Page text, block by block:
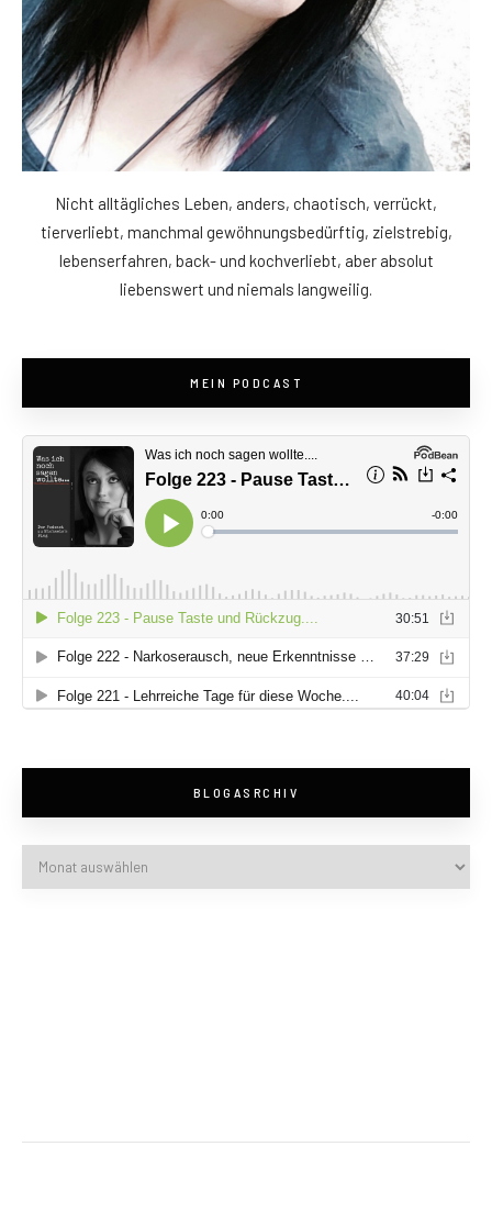
Nicht alltägliches Leben, anders, chaotisch, verrückt,
tierverliebt, manchmal gewöhnungsbedürftig, zielstrebig,
lebenserfahren, back- und kochverliebt, aber absolut
liebenswert und niemals langweilig.
MEIN PODCAST
BLOGASRCHIV